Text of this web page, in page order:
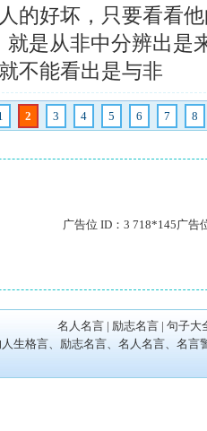
好坏，只要看看他
是从非中分辨出是
不能看出是与非
2 3 4 5 6 7 8
广告位 ID：3 718*145广告
名人名言 | 励志名言 | 句子大
生格言、励志名言、名人名言、名